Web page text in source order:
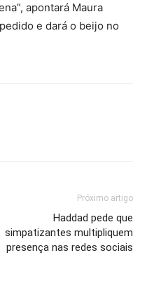
apontará Maura
e dará o beijo no
Próximo artigo
Haddad pede que
simpatizantes multipliquem
presença nas redes sociais